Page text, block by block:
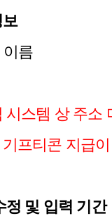
이름
시스템 상 주소
프티콘 지급
정 및 입력 기간